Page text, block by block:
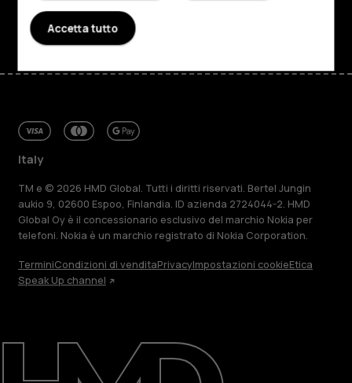
Ripara, riutilizza, ricicla
Sostenibilità
FacebookInstagram
Tiktok
Italy
TM e © 2026 HMD Global. Tutti i diritti riservati. Bertel Jungin
aukio 9, 02600 Espoo, Finlandia. ID azienda 2724044-2. HMD
Global Oy è il concessionario esclusivo del marchio Nokia per
telefoni. Nokia è un marchio registrato di Nokia Corporation.
TerminiCondizioni di venditaPrivacyImpostazioni cookieEtica
Speak Up channel
Accetta tutto